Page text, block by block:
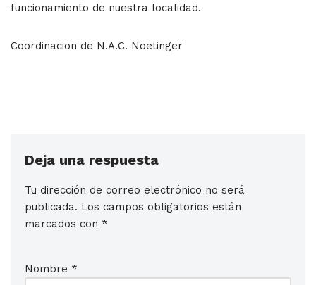
funcionamiento de nuestra localidad.
Coordinacion de N.A.C. Noetinger
Deja una respuesta
Tu dirección de correo electrónico no será
publicada. Los campos obligatorios están
marcados con *
Nombre *